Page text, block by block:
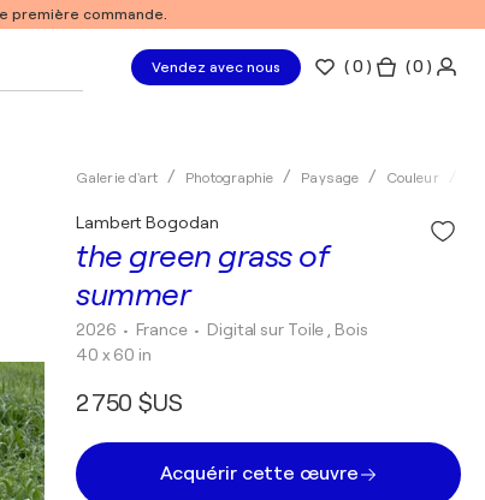
première commande.
Vendez avec nous (0 ) ( 0 )
Galerie d'art Photographie Paysage Couleur
the green grass of
summer
Lambert Bogodan
2026 • France • Digital sur Toile , Bois
40 x 60 in
2 750 $US
Acquérir cette œuvre